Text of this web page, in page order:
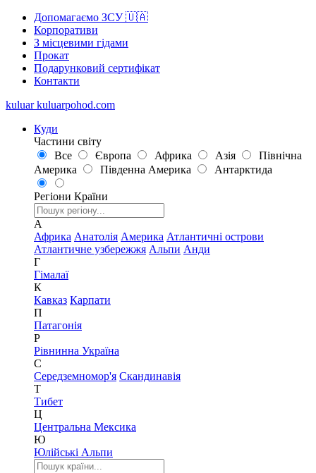
Допомагаємо ЗСУ 🇺🇦
Корпоративи
З місцевими гідами
Прокат
Подарунковий сертифікат
Контакти
kuluar kuluarpohod.com
Куди
Частини світу
Все
Європа Африка Азія
Північна
Америка
Південна Америка Антарктида
Регіони Країни
А
Африка Анатолія Америка Атлантичні острови
Атлантичне узбережжя Альпи Анди
Г
Гімалаї
К
Кавказ Карпати
П
Патагонія
Р
Рівнинна Україна
С
Середземномор'я Скандинавія
Т
Тибет
Ц
Центральна Мексика
Ю
Юлійські Альпи